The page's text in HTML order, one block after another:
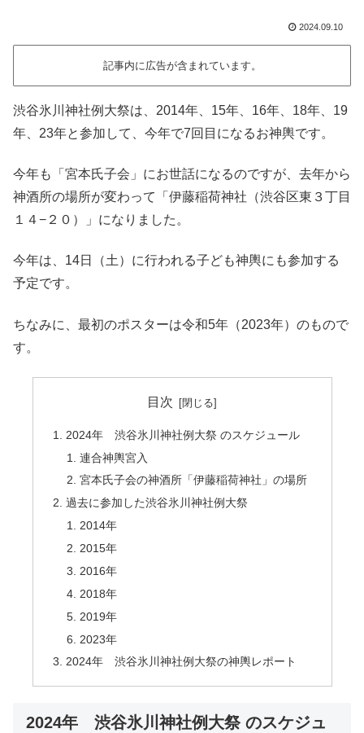
2024.09.10
記事内に広告が含まれています。
渋谷氷川神社例大祭は、2014年、15年、16年、18年、19
年、23年と参加して、今年で7回目になるお神輿です。
今年も「宮本氏子会」にお世話になるのですが、去年から
神酒所の場所が変わって「伊藤稲荷神社（渋谷区東３丁目
１４−２０）」になりました。
今年は、14日（土）に行われる子ども神輿にも参加する
予定です。
ちなみに、最初のポスターは令和5年（2023年）のもので
す。
目次
2024年 渋谷氷川神社例大祭 のスケジュール
連合神輿宮入
宮本氏子会の神酒所「伊藤稲荷神社」の場所
過去に参加した渋谷氷川神社例大祭
2014年
2015年
2016年
2018年
2019年
2023年
2024年 渋谷氷川神社例大祭の神輿レポート
2024年 渋谷氷川神社例大祭 のスケジュ